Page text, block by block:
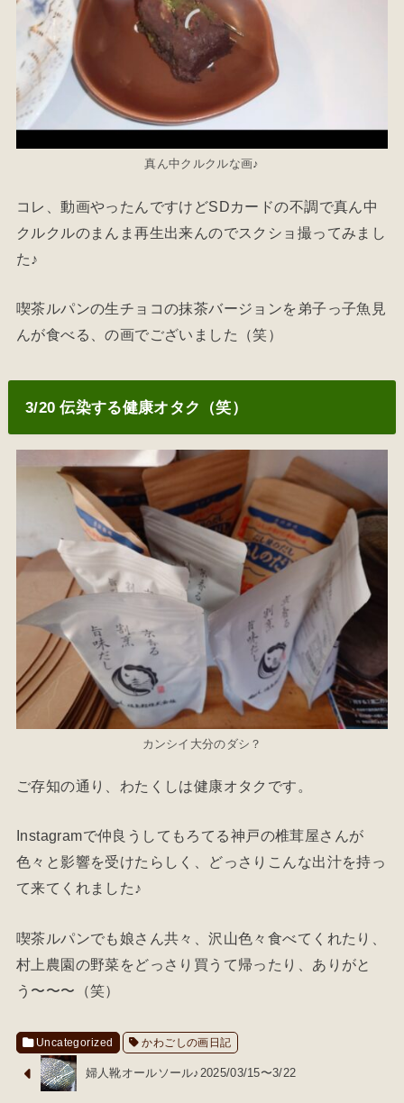
真ん中クルクルな画♪
コレ、動画やったんですけどSDカードの不調で真ん中
クルクルのまんま再生出来んのでスクショ撮ってみまし
た♪
喫茶ルパンの生チョコの抹茶バージョンを弟子っ子魚見
んが食べる、の画でございました（笑）
3/20 伝染する健康オタク（笑）
カンシイ大分のダシ？
ご存知の通り、わたくしは健康オタクです。
Instagramで仲良うしてもろてる神戸の椎茸屋さんが
色々と影響を受けたらしく、どっさりこんな出汁を持っ
て来てくれました♪
喫茶ルパンでも娘さん共々、沢山色々食べてくれたり、
村上農園の野菜をどっさり買うて帰ったり、ありがと
う〜〜〜（笑）
Uncategorized かわごしの画日記
婦人靴オールソール♪2025/03/15〜3/22